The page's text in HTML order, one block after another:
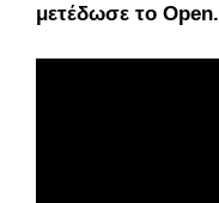
μετέδωσε το Open.